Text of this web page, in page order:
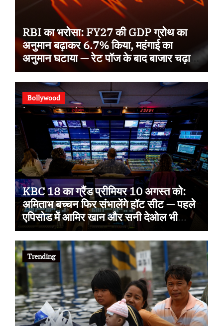
RBI का भरोसा: FY27 की GDP ग्रोथ का
अनुमान बढ़ाकर 6.7% किया, महंगाई का
अनुमान घटाया — रेट पॉज के बाद बाजार चढ़ा,
Sensex 78,581 पर बंद
Bollywood
KBC 18 का ग्रैंड प्रीमियर 10 अगस्त को:
अमिताभ बच्चन फिर संभालेंगे हॉट सीट — पहले
एपिसोड में आमिर खान और सनी देओल भी
आएंगे, इस बार थीम ‘सोचना पड़ेगा’
Trending